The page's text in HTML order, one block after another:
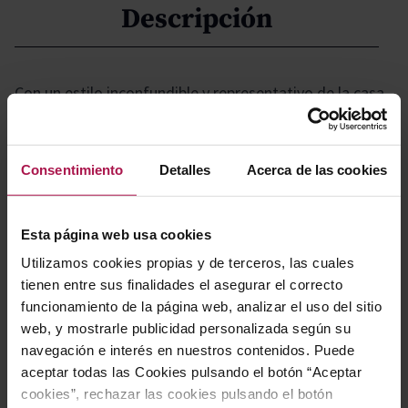
Consentimiento Detalles Acerca de las cookies
Esta página web usa cookies
Utilizamos cookies propias y de terceros, las cuales
tienen entre sus finalidades el asegurar el correcto
funcionamiento de la página web, analizar el uso del sitio
web, y mostrarle publicidad personalizada según su
navegación e interés en nuestros contenidos. Puede
aceptar todas las Cookies pulsando el botón “Aceptar
cookies”, rechazar las cookies pulsando el botón
Descripción
Con un estilo inconfundible y representativo de la casa,
esta propuesta se distingue por su elegancia y
delicadeza, mostrando un carácter femenino y
refinado. Su equilibrio perfecto entre frescura y
suavidad lo convierte en una opción ideal para quienes
Gastronomía
Perfecto para disfrutar como aperitivo, este vino
armoniza especialmente bien con mariscos, así como